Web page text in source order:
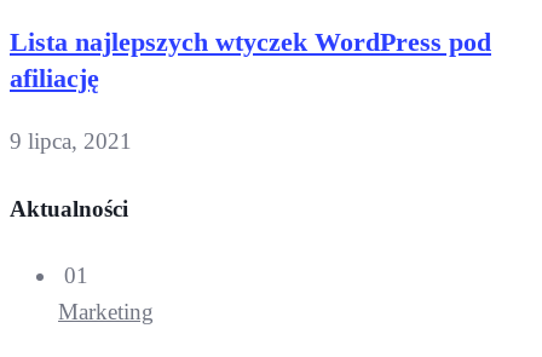
Lista najlepszych wtyczek WordPress pod
afiliację
9 lipca, 2021
Aktualności
01
Marketing